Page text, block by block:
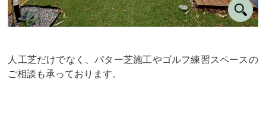
人工芝だけでなく、パター芝施工やゴルフ練習スペースの
ご相談も承っております。